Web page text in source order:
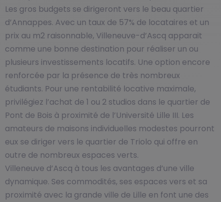
Les gros budgets se dirigeront vers le beau quartier
d’Annappes. Avec un taux de 57% de locataires et un
prix au m2 raisonnable, Villeneuve-d’Ascq apparait
comme une bonne destination pour réaliser un ou
plusieurs investissements locatifs. Une option encore
renforcée par la présence de très nombreux
étudiants. Pour une rentabilité locative maximale,
privilégiez l’achat de 1 ou 2 studios dans le quartier de
Pont de Bois à proximité de l’Université Lille III. Les
amateurs de maisons individuelles modestes pourront
eux se diriger vers le quartier de Triolo qui offre en
outre de nombreux espaces verts.
Villeneuve d’Ascq à tous les avantages d’une ville
dynamique. Ses commodités, ses espaces vers et sa
proximité avec la grande ville de Lille en font une des